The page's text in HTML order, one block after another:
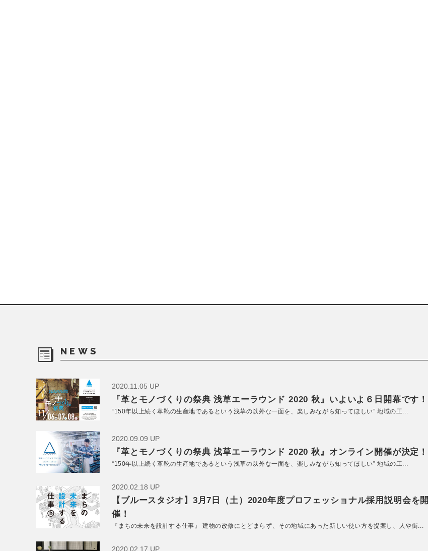
NEWS
2020.11.05 UP
『革とモノづくりの祭典 浅草エーラウンド 2020 秋』いよいよ６日開幕です！
“150年以上続く革靴の生産地であるという浅草の以外な一面を、楽しみながら知ってほしい” 地域の工...
2020.09.09 UP
『革とモノづくりの祭典 浅草エーラウンド 2020 秋』オンライン開催が決定！
“150年以上続く革靴の生産地であるという浅草の以外な一面を、楽しみながら知ってほしい” 地域の工...
2020.02.18 UP
【ブルースタジオ】3月7日（土）2020年度プロフェッショナル採用説明会を開
催！
『まちの未来を設計する仕事』 建物の改修にとどまらず、その地域にあった新しい使い方を提案し、人や街...
2020.02.17 UP